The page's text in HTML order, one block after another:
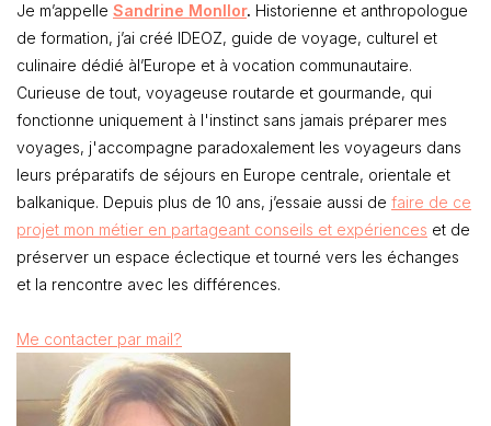
Je m’appelle Sandrine Monllor. Historienne et anthropologue
de formation, j’ai créé IDEOZ, guide de voyage, culturel et
culinaire dédié àl’Europe et à vocation communautaire.
Curieuse de tout, voyageuse routarde et gourmande, qui
fonctionne uniquement à l'instinct sans jamais préparer mes
voyages, j'accompagne paradoxalement les voyageurs dans
leurs préparatifs de séjours en Europe centrale, orientale et
balkanique. Depuis plus de 10 ans, j’essaie aussi de faire de ce
projet mon métier en partageant conseils et expériences et de
préserver un espace éclectique et tourné vers les échanges
et la rencontre avec les différences.
Me contacter par mail?